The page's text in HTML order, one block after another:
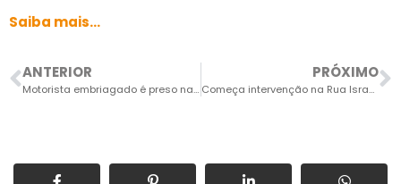
Saiba mais…
ANTERIOR
Motorista embriagado é preso na SP-75, em Salto, após colisão e perseguição iniciada em Indaiatuba
PRÓXIMO
Começa intervenção na Rua Israel e trânsito no Jardim Panorama é desviado